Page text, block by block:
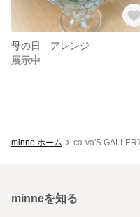
母の日 アレンジ
展示中
minne ホーム ca-va'S
minneを知る